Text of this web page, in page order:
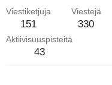
Viestiketjuja
151
Viestejä
330
Aktiivisuuspisteitä
43